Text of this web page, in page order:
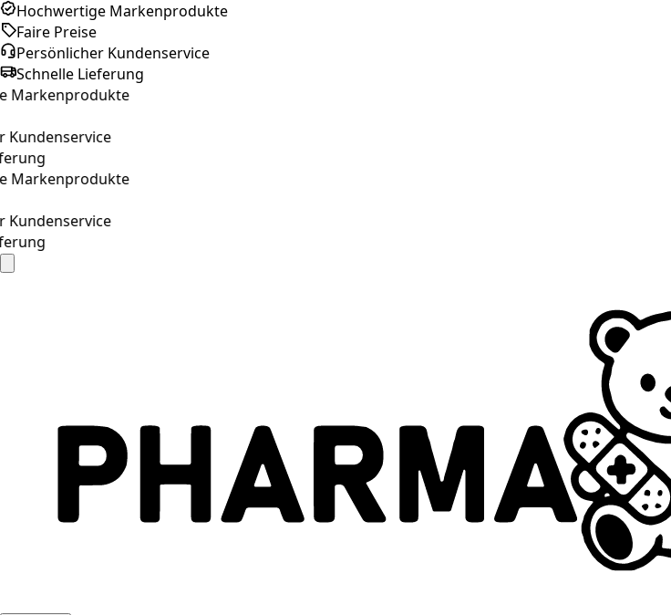
Hochwertige Markenprodukte
Faire Preise
Persönlicher Kundenservice
Schnelle Lieferung